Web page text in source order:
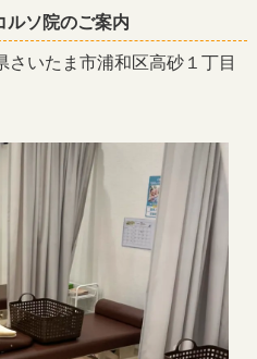
ルソ院のご案内
いたま市浦和区高砂１丁目